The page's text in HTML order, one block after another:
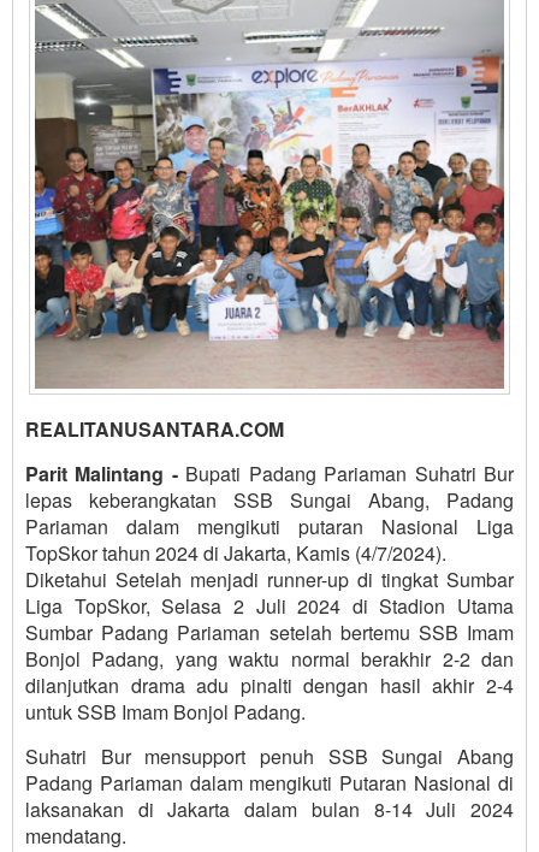
REALITANUSANTARA.COM
Parit Malintang -Bupati Padang Pariaman Suhatri Bur
lepas keberangkatan SSB Sungai Abang, Padang
Pariaman dalam mengikuti putaran Nasional Liga
TopSkor tahun 2024 di Jakarta, Kamis (4/7/2024).
Diketahui Setelah menjadi runner-up di tingkat Sumbar
Liga TopSkor, Selasa 2 Juli 2024 di Stadion Utama
Sumbar Padang Pariaman setelah bertemu SSB Imam
Bonjol Padang, yang waktu normal berakhir 2-2 dan
dilanjutkan drama adu pinalti dengan hasil akhir 2-4
untuk SSB Imam Bonjol Padang.
Suhatri Bur mensupport penuh SSB Sungai Abang
Padang Pariaman dalam mengikuti Putaran Nasional di
laksanakan di Jakarta dalam bulan 8-14 Juli 2024
mendatang.